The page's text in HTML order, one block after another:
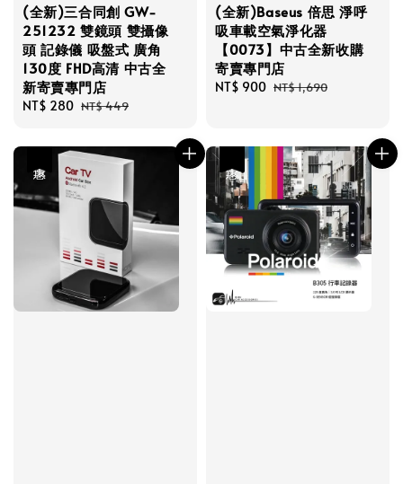
(全新)三合同創 GW-
251232 雙鏡頭 雙攝像
頭 記錄儀 吸盤式 廣角
130度 FHD高清 中古全
新寄賣專門店
Sale
NT$ 280 Regular
NT$ 449
(全新)Baseus 倍思 淨呼
吸車載空氣淨化器
【0073】中古全新收購
寄賣專門店
Sale
NT$ 900 Regular
NT$ 1,690